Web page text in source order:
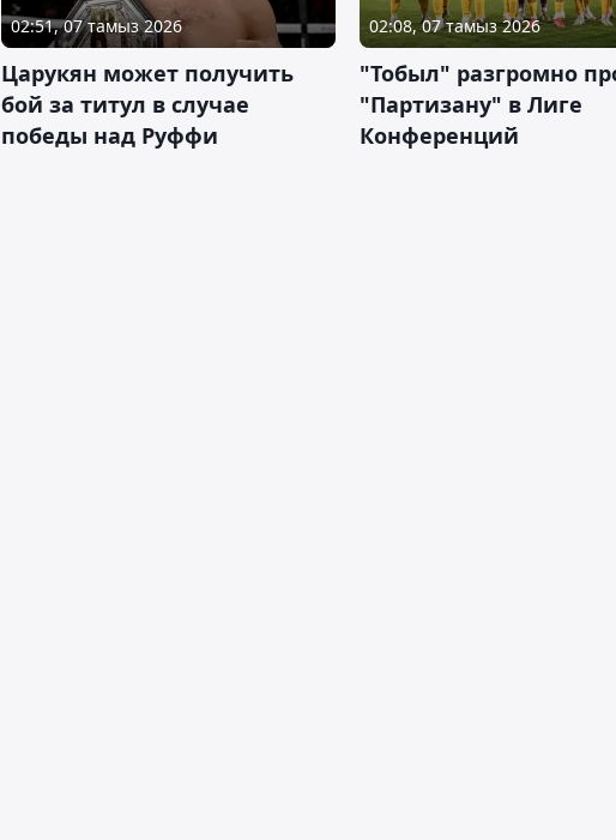
02:51, 07 тамыз 2026
Царукян может получить
бой за титул в случае
победы над Руффи
02:08, 07 тамыз 2026
"Тобыл" разгромно
"Партизану" в Лиге
Конференций